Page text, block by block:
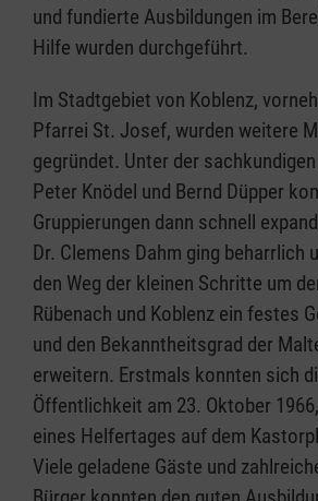
und fundierte Ausbildungen im
Hilfe wurden durchgeführt.
Im Stadtgebiet von Koblenz,
Pfarrei St. Josef, wurden weitere
gegründet. Unter der
Peter Knödel und Bernd Düpper
Gruppierungen dann schnell
Dr. Clemens Dahm ging beharrlich
den Weg der kleinen Schritte um
Rübenach und Koblenz ein festes
und den Bekanntheitsgrad der
erweitern. Erstmals konnten sich
Öffentlichkeit am 23. Oktober
eines Helfertages auf dem
Viele geladene Gäste und